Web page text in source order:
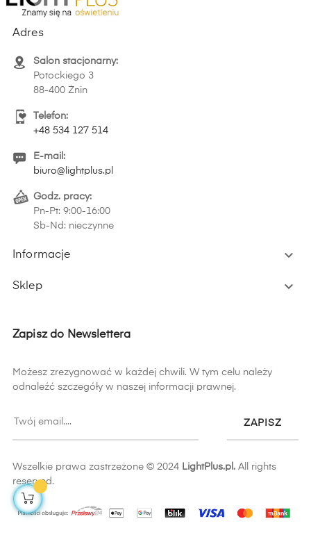
Adres
Salon stacjonarny:
Potockiego 3
88-400 Żnin
Telefon:
+48 534 127 514
E-mail:
biuro@lightplus.pl
Godz. pracy:
Pn-Pt: 9:00-16:00
Sb-Nd: nieczynne
Informacje 
Sklep 
Zapisz do Newslettera
Możesz zrezygnować w każdej chwili. W tym celu należy
odnaleźć szczegóły w naszej informacji prawnej.
ZAPISZ
Wszelkie prawa zastrzeżone © 2024 LightPlus.pl. All rights
reserved.